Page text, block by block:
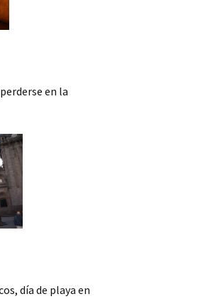
en la
día de playa en